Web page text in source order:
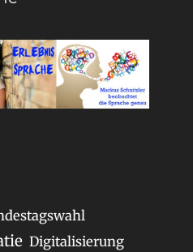
Digitalisierung